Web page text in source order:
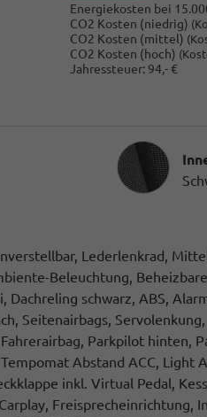
Energiekosten bei
CO2 Kosten (niedrig)
CO2 Kosten (mittel)
CO2 Kosten (hoch)
Jahressteuer: 94,- €
Lederlenkrad,
Beleuchtung,
schwarz, ABS,
Seitenairbags,
Parkpilot hinten,
Abstand ACC, Light
inkl. Virtual Pedal,
Freisprecheinrichtung,